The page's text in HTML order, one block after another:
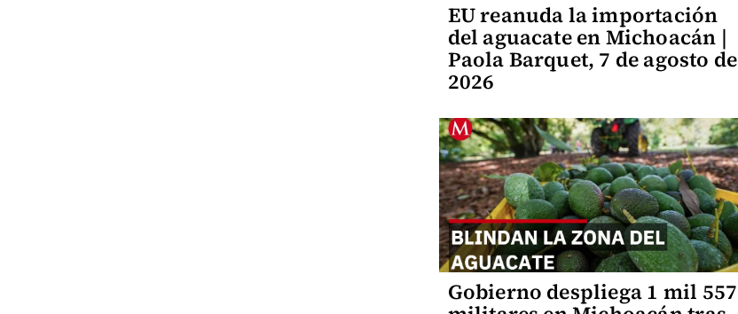
EU reanuda la importación
del aguacate en Michoacán |
Paola Barquet, 7 de agosto de
2026
Gobierno despliega 1 mil 557